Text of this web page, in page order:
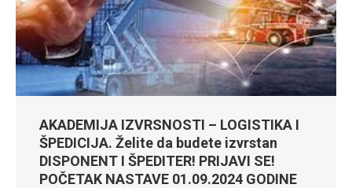
AKADEMIJA IZVRSNOSTI – LOGISTIKA I
ŠPEDICIJA. Želite da budete izvrstan
DISPONENT I ŠPEDITER! PRIJAVI SE!
POČETAK NASTAVE 01.09.2024 GODINE